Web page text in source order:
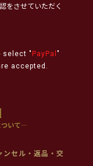
をさせていただく
select " PayPal "
accepted.
ンセル・返品・交